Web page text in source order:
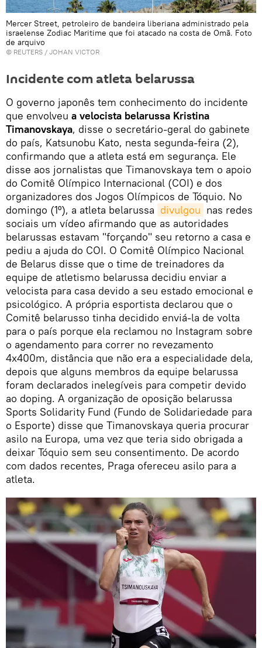
Mercer Street, petroleiro de bandeira liberiana administrado pela
israelense Zodiac Maritime que foi atacado na costa de Omã. Foto
de arquivo
© REUTERS / JOHAN VICTOR
Incidente com atleta belarussa
O governo japonês tem conhecimento do incidente
que envolveu a velocista belarussa Kristina
Timanovskaya, disse o secretário-geral do gabinete
do país, Katsunobu Kato, nesta segunda-feira (2),
confirmando que a atleta está em segurança. Ele
disse aos jornalistas que Timanovskaya tem o apoio
do Comitê Olímpico Internacional (COI) e dos
organizadores dos Jogos Olímpicos de Tóquio. No
domingo (1º), a atleta belarussa divulgou nas redes
sociais um vídeo afirmando que as autoridades
belarussas estavam "forçando" seu retorno a casa e
pediu a ajuda do COI. O Comitê Olímpico Nacional
de Belarus disse que o time de treinadores da
equipe de atletismo belarussa decidiu enviar a
velocista para casa devido a seu estado emocional e
psicológico. A própria esportista declarou que o
Comitê belarusso tinha decidido enviá-la de volta
para o país porque ela reclamou no Instagram sobre
o agendamento para correr no revezamento
4x400m, distância que não era a especialidade dela,
depois que alguns membros da equipe belarussa
foram declarados inelegíveis para competir devido
ao doping. A organização de oposição belarussa
Sports Solidarity Fund (Fundo de Solidariedade para
o Esporte) disse que Timanovskaya queria procurar
asilo na Europa, uma vez que teria sido obrigada a
deixar Tóquio sem seu consentimento. De acordo
com dados recentes, Praga ofereceu asilo para a
atleta.